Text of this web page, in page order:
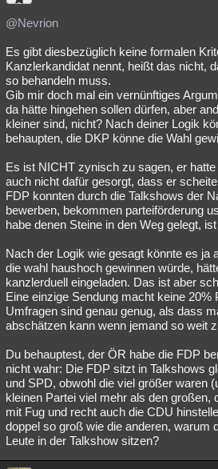
@Nevrion
Es gibt diesbezüglich keine formalen
Kanzlerkandidat nennt, heißt das nicht,
so behandeln muss.
Gib mir doch mal ein vernünftiges
da hätte hingehen sollen dürfen, aber
kleiner sind, nicht? Nach deiner Logik
behaupten, die DKP könne die Wahl
Es ist NICHT zynisch zu sagen, er
auch nicht dafür gesorgt, dass er
FDP konnten durch die Talkshows der
bewerben, bekommen parteiförderung
habe denen Steine in den Weg gelegt,
Nach der Logik wie gesagt könnte es ja
die wahl haushoch gewinnen würde,
kanzlerduell eingeladen. Das ist aber
Eine einzige Sendung macht keine 20%
Umfragen sind genau genug, als dass
abschätzen kann wenn jemand so weit
Du behauptest, der ÖR habe die FDP
nicht wahr: Die FDP sitzt in Talkshows
und SPD, obwohl die viel größer waren
kleinen Partei viel mehr als den großen,
mit Fug und recht auch die CDU
doppel so groß wie die anderen, warum
Leute in der Talkshow sitzen?